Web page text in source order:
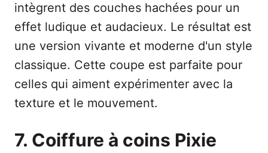
intègrent des couches hachées pour un
effet ludique et audacieux. Le résultat est
une version vivante et moderne d'un style
classique. Cette coupe est parfaite pour
celles qui aiment expérimenter avec la
texture et le mouvement.
7. Coiffure à coins Pixie